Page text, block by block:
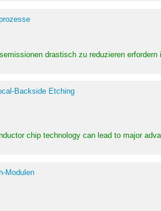
drastisch zu reduzieren
Backside Etching
chip technology can lead to major
Modulen